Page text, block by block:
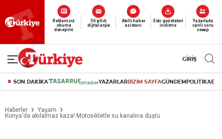
Yeni nesil dijital
abonelik 19 TL’den başlayan fiyatlarla.
GİRİŞ
SON DAKİKA YAZARLARBİZİM SAYFAGÜNDEMPOLİTİKA
Haberler
Yaşam
Konya'da akılalmaz kaza! Motosikletle su kanalına düştü